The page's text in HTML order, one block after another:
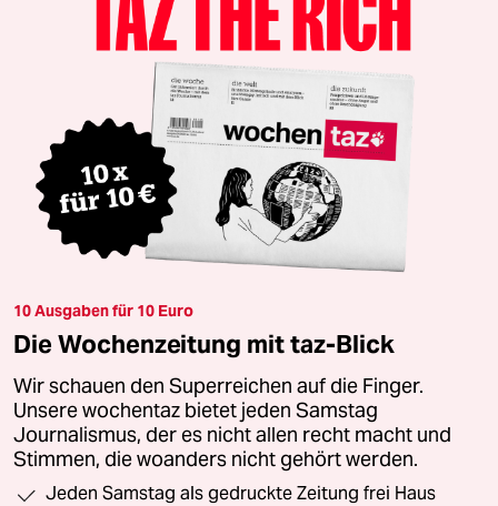
10 Ausgaben für 10 Euro
Die Wochenzeitung mit taz-Blick
Wir schauen den Superreichen auf die Finger.
Unsere wochentaz bietet jeden Samstag
Journalismus, der es nicht allen recht macht und
Stimmen, die woanders nicht gehört werden.
Jeden Samstag als gedruckte Zeitung frei Haus